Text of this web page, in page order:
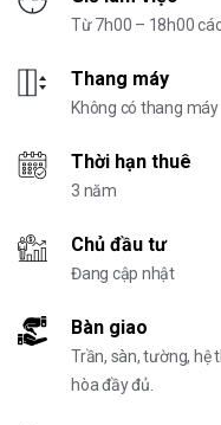
Từ 7h00 – 18h00
Thang máy
Không có thang máy
Thời hạn thuê
3 năm
Chủ đầu tư
Đang cập nhật
Bàn giao
Trần, sàn, tường, hệ
hòa đầy đủ.